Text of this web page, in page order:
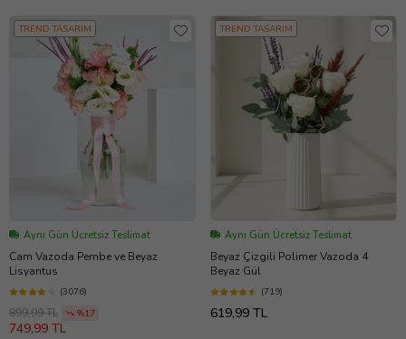
TREND TASARIM
Aynı Gün Ücretsiz Teslimat
Cam Vazoda Pembe ve Beyaz
Lisyantus
(3076)
899,99 TL %17
749,99 TL
TREND TASARIM
Aynı Gün Ücretsiz Teslimat
Beyaz Çizgili Polimer Vazoda 4
Beyaz Gül
(719)
619,99 TL